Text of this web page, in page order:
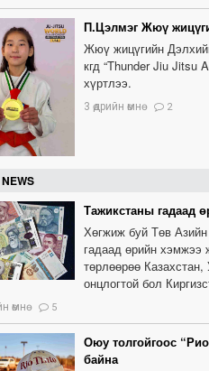
П.Цэлмэг Жюү
Жюү жицүгийн
кгд “Thunder Jiu Jitsu
хүртлээ.
3 өдрийн өмнө 2
Тажикстаны гадаад
Хөгжиж буй Төв
гадаад өрийн хэмжээ
төрлөөрөө
онцлогтой бол
өмнө 5
Оюу толгойгоос
байна